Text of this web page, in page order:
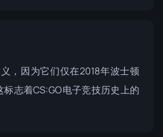
，因为它们仅在2018年波士顿
志着CS:GO电子竞技历史上的